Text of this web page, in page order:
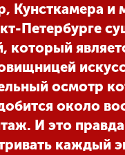
Кунсткамера и
Петербурге
который
осмотр
около
И это
каждый